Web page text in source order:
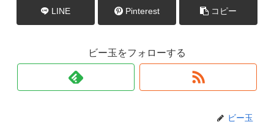
LINE Pinterest コピー
ビー玉をフォローする
ビー玉